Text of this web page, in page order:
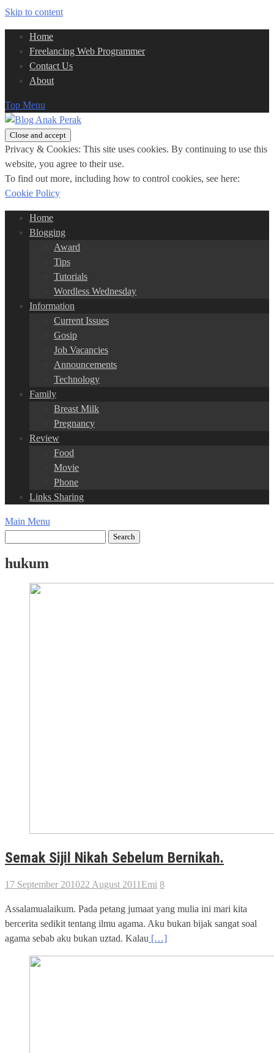
Skip to content
Home
Freelancing Web Programmer
Contact Us
About
Top Menu
Privacy & Cookies: This site uses cookies. By continuing to use this
website, you agree to their use.
To find out more, including how to control cookies, see here:
Cookie Policy
Home
Blogging
Award
Tips
Tutorials
Wordless Wednesday
Information
Current Issues
Gosip
Job Vacancies
Announcements
Technology
Family
Breast Milk
Pregnancy
Review
Food
Movie
Phone
Links Sharing
Main Menu
hukum
Semak Sijil Nikah Sebelum Bernikah.
17 September 201022 August 2011 Emi 8
Assalamualaikum. Pada petang jumaat yang mulia ini mari kita
bercerita sedikit tentang ilmu agama. Aku bukan bijak sangat soal
agama sebab aku bukan uztad. Kalau […]